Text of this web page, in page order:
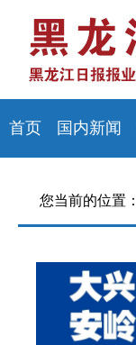
首页 国内新闻
您当前的位置：